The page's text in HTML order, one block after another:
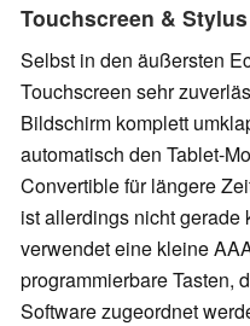
Touchscreen & Stylus
Selbst in den äußersten
Touchscreen sehr
Bildschirm komplett
automatisch den Tablet-
Convertible für längere
ist allerdings nicht gerade
verwendet eine kleine
programmierbare Tasten,
Software zugeordnet